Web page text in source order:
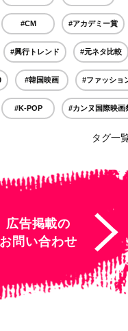
#CM #アカデミー賞
#興行トレンド #元ネタ比較
#韓国映画 #ファッショ
#K-POP #カンヌ国際映画
タグ一
広告掲載の
お問い合わせ